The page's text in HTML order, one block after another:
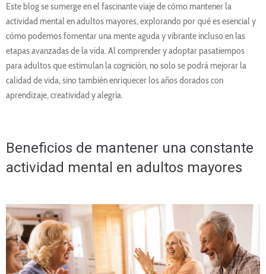
Este blog se sumerge en el fascinante viaje de cómo mantener la
actividad mental en adultos mayores, explorando por qué es esencial y
cómo podemos fomentar una mente aguda y vibrante incluso en las
etapas avanzadas de la vida. Al comprender y adoptar pasatiempos
para adultos que estimulan la cognición, no solo se podrá mejorar la
calidad de vida, sino también enriquecer los años dorados con
aprendizaje, creatividad y alegría.
Beneficios de mantener una constante
actividad mental en adultos mayores